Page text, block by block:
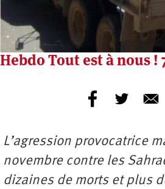
Hebdo Tout est à nous !
L’agression provocatrice
novembre contre les
dizaines de morts et plus